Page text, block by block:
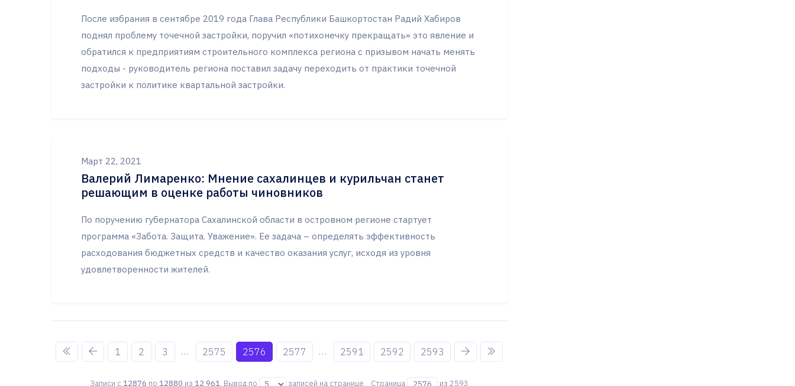
После избрания в сентябре 2019 года Глава Республики Башкортостан Радий Хабиров
поднял проблему точечной застройки, поручил «потихонечку прекращать» это явление и
обратился к предприятиям строительного комплекса региона с призывом начать менять
подходы - руководитель региона поставил задачу переходить от практики точечной
застройки к политике квартальной застройки.
Март 22, 2021
Валерий Лимаренко: Мнение сахалинцев и курильчан станет
решающим в оценке работы чиновников
По поручению губернатора Сахалинской области в островном регионе стартует
программа «Забота. Защита. Уважение». Ее задача – определять эффективность
расходования бюджетных средств и качество оказания услуг, исходя из уровня
удовлетворенности жителей.
1 2 3 ... 2575 2576 2577 ... 2591 2592 2593
Записи с 12876 по 12880 из 12 961. Вывод по записей на странице. Страница из 2593